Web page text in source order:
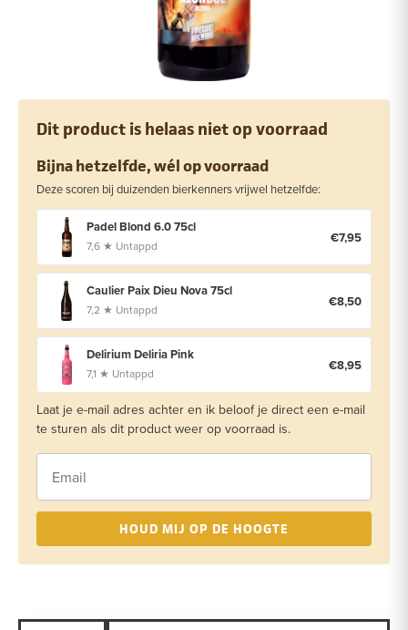
Dit product is helaas niet op voorraad
Bijna hetzelfde, wél op voorraad
Deze scoren bij duizenden bierkenners vrijwel hetzelfde:
Padel Blond 6.0 75cl
7,6 ★ Untappd €7,95
Caulier Paix Dieu Nova 75cl
7,2 ★ Untappd €8,50
Delirium Deliria Pink
7,1 ★ Untappd €8,95
Laat je e-mail adres achter en ik beloof je direct een e-mail
te sturen als dit product weer op voorraad is.
HOUD MIJ OP DE HOOGTE